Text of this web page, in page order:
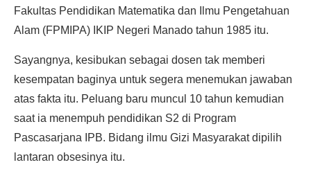
Fakultas Pendidikan Matematika dan Ilmu Pengetahuan
Alam (FPMIPA) IKIP Negeri Manado tahun 1985 itu.
Sayangnya, kesibukan sebagai dosen tak memberi
kesempatan baginya untuk segera menemukan jawaban
atas fakta itu. Peluang baru muncul 10 tahun kemudian
saat ia menempuh pendidikan S2 di Program
Pascasarjana IPB. Bidang ilmu Gizi Masyarakat dipilih
lantaran obsesinya itu.